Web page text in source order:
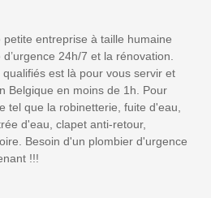
entreprise à taille humaine
24h/7 et la rénovation.
est là pour vous servir et
Belgique en moins de 1h. Pour
tel que la robinetterie, fuite d'eau,
d'eau, clapet anti-retour,
Besoin d'un plombier d'urgence
!!!